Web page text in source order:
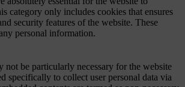
category only includes cookies that ensures
security features of the website. These
personal information.
not be particularly necessary for the website
specifically to collect user personal data via